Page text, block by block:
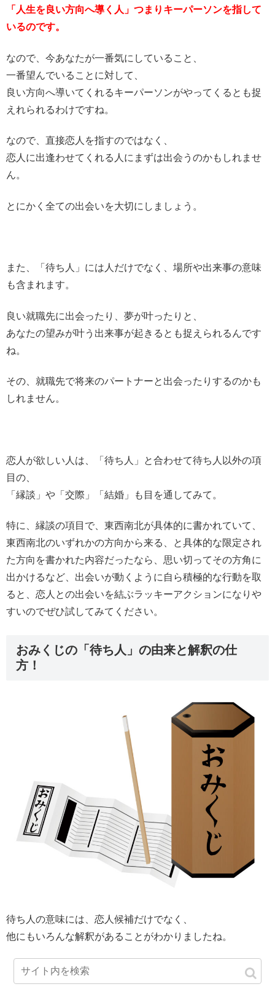
「人生を良い方向へ導く人」つまりキーパーソンを指して
いるのです。
なので、今あなたが一番気にしていること、
一番望んでいることに対して、
良い方向へ導いてくれるキーパーソンがやってくるとも捉
えれられるわけですね。
なので、直接恋人を指すのではなく、
恋人に出逢わせてくれる人にまずは出会うのかもしれませ
ん。
とにかく全ての出会いを大切にしましょう。
また、「待ち人」には人だけでなく、場所や出来事の意味
も含まれます。
良い就職先に出会ったり、夢が叶ったりと、
あなたの望みが叶う出来事が起きるとも捉えられるんです
ね。
その、就職先で将来のパートナーと出会ったりするのかも
しれません。
恋人が欲しい人は、「待ち人」と合わせて待ち人以外の項
目の、
「縁談」や「交際」「結婚」も目を通してみて。
特に、縁談の項目で、東西南北が具体的に書かれていて、
東西南北のいずれかの方向から来る、と具体的な限定され
た方向を書かれた内容だったなら、思い切ってその方角に
出かけるなど、出会いが動くように自ら積極的な行動を取
ると、恋人との出会いを結ぶラッキーアクションになりや
すいのでぜひ試してみてください。
おみくじの「待ち人」の由来と解釈の仕
方！
待ち人の意味には、恋人候補だけでなく、
他にもいろんな解釈があることがわかりましたね。